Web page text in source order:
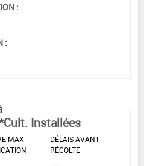
:
:
Installées
MAX
DÉLAIS AVANT
RÉCOLTE